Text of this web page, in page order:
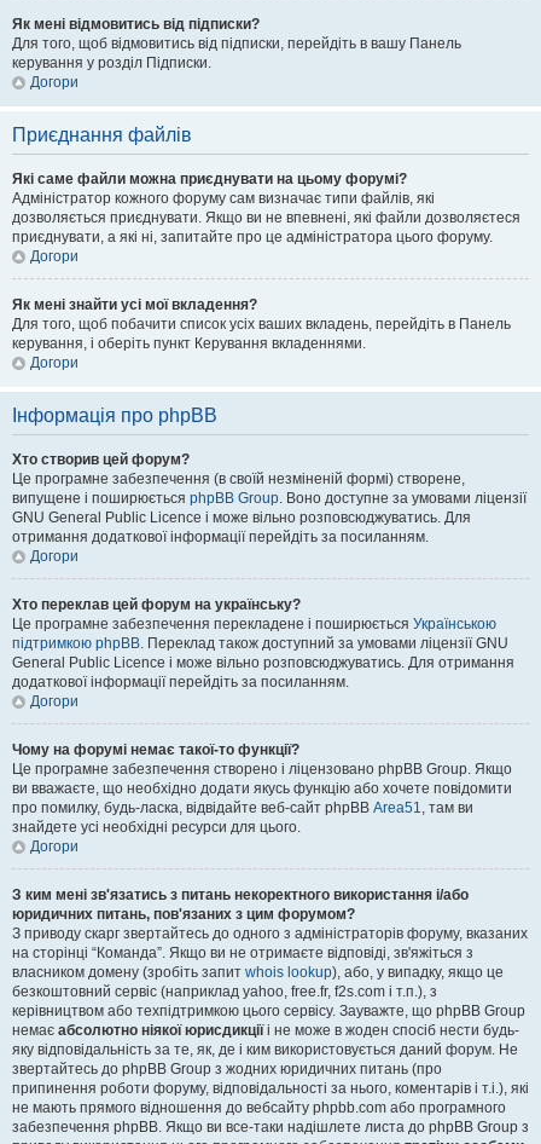
Як мені відмовитись від підписки?
Для того, щоб відмовитись від підписки, перейдіть в вашу Панель
керування у розділ Підписки.
Догори
Приєднання файлів
Які саме файли можна приєднувати на цьому форумі?
Адміністратор кожного форуму сам визначає типи файлів, які
дозволяється приєднувати. Якщо ви не впевнені, які файли дозволяєтеся
приєднувати, а які ні, запитайте про це адміністратора цього форуму.
Догори
Як мені знайти усі мої вкладення?
Для того, щоб побачити список усіх ваших вкладень, перейдіть в Панель
керування, і оберіть пункт Керування вкладеннями.
Догори
Інформація про phpBB
Хто створив цей форум?
Це програмне забезпечення (в своїй незміненій формі) створене,
випущене і поширюється phpBB Group. Воно доступне за умовами ліцензії
GNU General Public Licence і може вільно розповсюджуватись. Для
отримання додаткової інформації перейдіть за посиланням.
Догори
Хто переклав цей форум на українську?
Це програмне забезпечення перекладене і поширюється Українською
підтримкою phpBB. Переклад також доступний за умовами ліцензії GNU
General Public Licence і може вільно розповсюджуватись. Для отримання
додаткової інформації перейдіть за посиланням.
Догори
Чому на форумі немає такої-то функції?
Це програмне забезпечення створено і ліцензовано phpBB Group. Якщо
ви вважаєте, що необхідно додати якусь функцію або хочете повідомити
про помилку, будь-ласка, відвідайте веб-сайт phpBB Area51, там ви
знайдете усі необхідні ресурси для цього.
Догори
З ким мені зв'язатись з питань некоректного використання і/або
юридичних питань, пов'язаних з цим форумом?
З приводу скарг звертайтесь до одного з адміністраторів форуму, вказаних
на сторінці “Команда”. Якщо ви не отримаєте відповіді, зв'яжіться з
власником домену (зробіть запит whois lookup), або, у випадку, якщо це
безкоштовний сервіс (наприклад yahoo, free.fr, f2s.com і т.п.), з
керівництвом або техпідтримкою цього сервісу. Зауважте, що phpBB Group
немає абсолютно ніякої юрисдикціїі не може в жоден спосіб нести будь-
яку відповідальність за те, як, де і ким використовується даний форум. Не
звертайтесь до phpBB Group з жодних юридичних питань (про
припинення роботи форуму, відповідальності за нього, коментарів і т.і.), які
не мають прямого відношення до вебсайту phpbb.com або програмного
забезпечення phpBB. Якщо ви все-таки надішлете листа до phpBB Group з